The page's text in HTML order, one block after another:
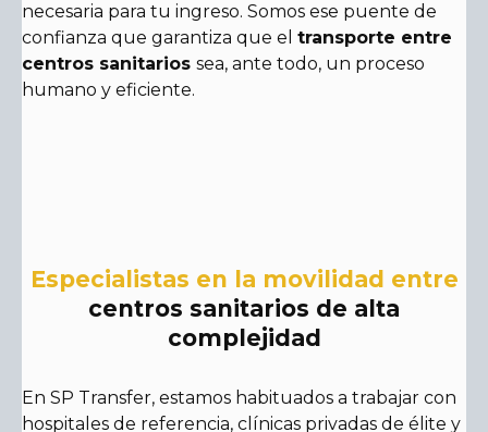
necesaria para tu ingreso. Somos ese puente de
confianza que garantiza que el transporte entre
centros sanitarios sea, ante todo, un proceso
humano y eficiente.
Especialistas en la movilidad entre
centros sanitarios de alta
complejidad
En SP Transfer, estamos habituados a trabajar con
hospitales de referencia, clínicas privadas de élite y